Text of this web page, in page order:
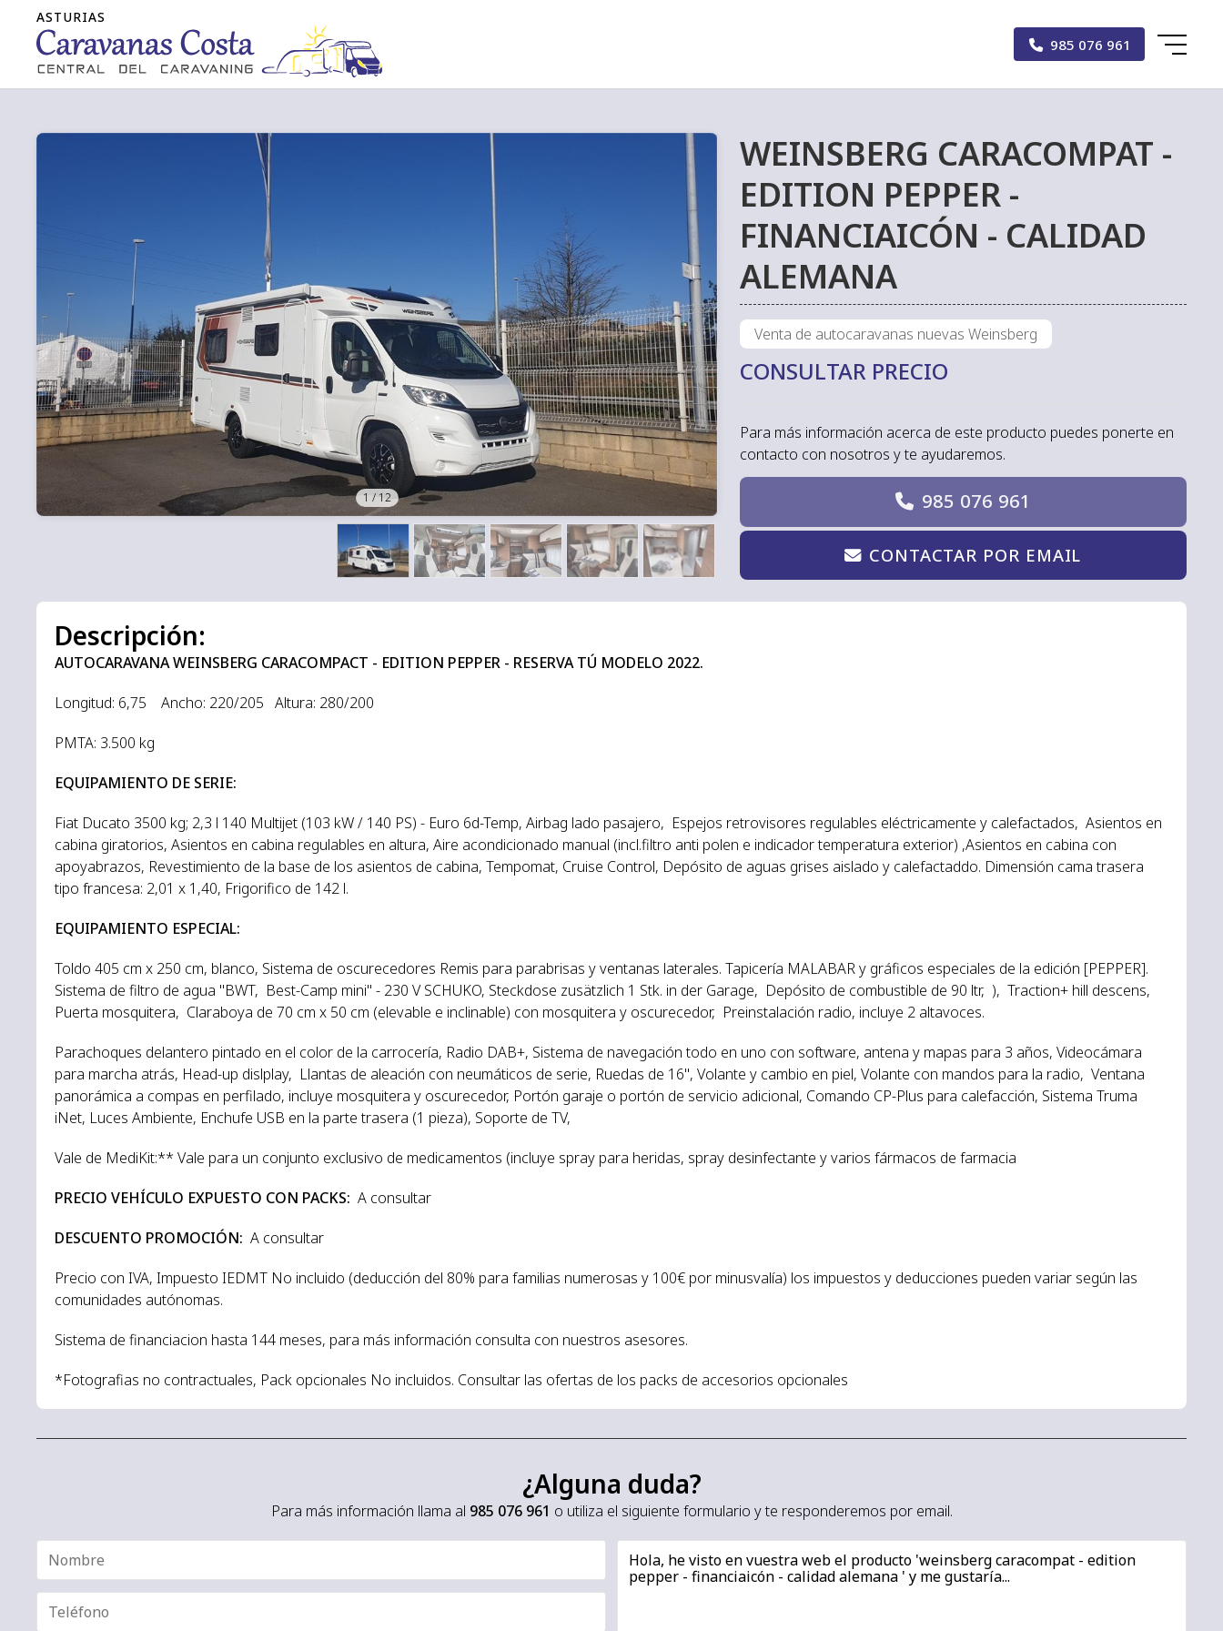
985 076 961
WEINSBERG CARACOMPAT -
EDITION PEPPER -
FINANCIAICÓN - CALIDAD
ALEMANA
1 / 12
Venta de autocaravanas nuevas Weinsberg
CONSULTAR PRECIO
Para más información acerca de este producto puedes ponerte en
contacto con nosotros y te ayudaremos.
985 076 961
CONTACTAR POR EMAIL
Descripción:
AUTOCARAVANA WEINSBERG CARACOMPACT - EDITION PEPPER - RESERVA TÚ MODELO 2022.
Longitud: 6,75 Ancho: 220/205 Altura: 280/200
PMTA: 3.500 kg
EQUIPAMIENTO DE SERIE:
Fiat Ducato 3500 kg; 2,3 l 140 Multijet (103 kW / 140 PS) - Euro 6d-Temp, Airbag lado pasajero, Espejos retrovisores regulables eléctricamente y calefactados, Asientos en
cabina giratorios, Asientos en cabina regulables en altura, Aire acondicionado manual (incl.filtro anti polen e indicador temperatura exterior) ,Asientos en cabina con
apoyabrazos, Revestimiento de la base de los asientos de cabina, Tempomat, Cruise Control, Depósito de aguas grises aislado y calefactaddo. Dimensión cama trasera
tipo francesa: 2,01 x 1,40, Frigorifico de 142 l.
EQUIPAMIENTO ESPECIAL:
Toldo 405 cm x 250 cm, blanco, Sistema de oscurecedores Remis para parabrisas y ventanas laterales. Tapicería MALABAR y gráficos especiales de la edición [PEPPER].
Sistema de filtro de agua "BWT, Best-Camp mini" - 230 V SCHUKO, Steckdose zusätzlich 1 Stk. in der Garage, Depósito de combustible de 90 ltr, ), Traction+ hill descens,
Puerta mosquitera, Claraboya de 70 cm x 50 cm (elevable e inclinable) con mosquitera y oscurecedor, Preinstalación radio, incluye 2 altavoces.
Parachoques delantero pintado en el color de la carrocería, Radio DAB+, Sistema de navegación todo en uno con software, antena y mapas para 3 años, Videocámara
para marcha atrás, Head-up dislplay, Llantas de aleación con neumáticos de serie, Ruedas de 16", Volante y cambio en piel, Volante con mandos para la radio, Ventana
panorámica a compas en perfilado, incluye mosquitera y oscurecedor, Portón garaje o portón de servicio adicional, Comando CP-Plus para calefacción, Sistema Truma
iNet, Luces Ambiente, Enchufe USB en la parte trasera (1 pieza), Soporte de TV,
Vale de MediKit:** Vale para un conjunto exclusivo de medicamentos (incluye spray para heridas, spray desinfectante y varios fármacos de farmacia
PRECIO VEHÍCULO EXPUESTO CON PACKS:A consultar
DESCUENTO PROMOCIÓN:A consultar
Precio con IVA, Impuesto IEDMT No incluido (deducción del 80% para familias numerosas y 100€ por minusvalía) los impuestos y deducciones pueden variar según las
comunidades autónomas.
Sistema de financiacion hasta 144 meses, para más información consulta con nuestros asesores.
*Fotografias no contractuales, Pack opcionales No incluidos. Consultar las ofertas de los packs de accesorios opcionales
¿Alguna duda?
Para más información llama al 985 076 961 o utiliza el siguiente formulario y te responderemos por email.